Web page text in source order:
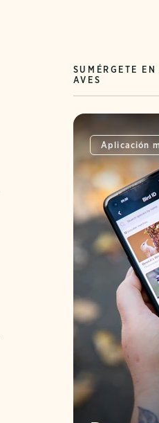
SUMÉRGETE
AVES
Aplicación